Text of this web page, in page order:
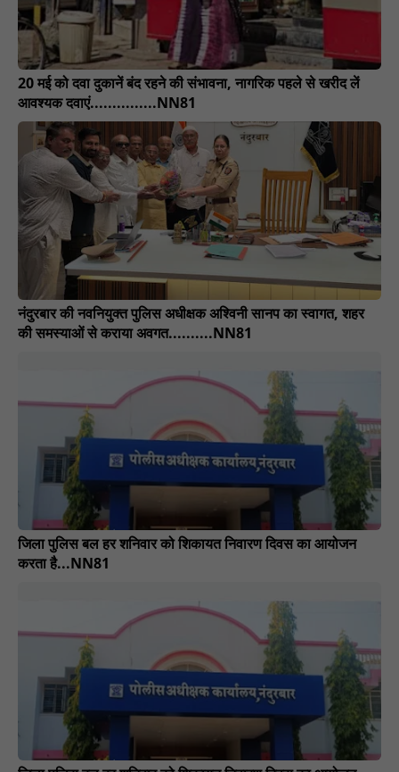
20 मई को दवा दुकानें बंद रहने की संभावना, नागरिक पहले से खरीद लें
आवश्यक दवाएं...............NN81
नंदुरबार की नवनियुक्त पुलिस अधीक्षक अश्विनी सानप का स्वागत, शहर
की समस्याओं से कराया अवगत..........NN81
जिला पुलिस बल हर शनिवार को शिकायत निवारण दिवस ​​का आयोजन
करता है...NN81